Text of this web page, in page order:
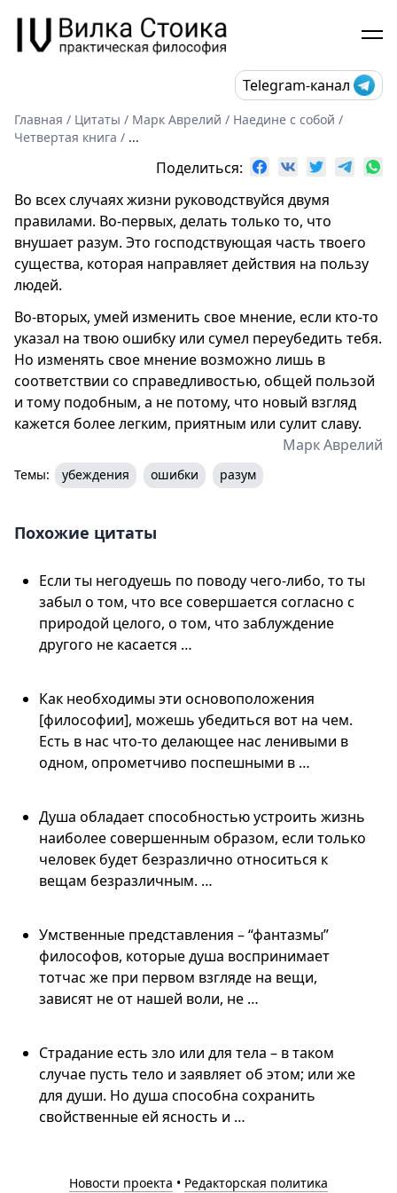
Telegram-канал
Главная / Цитаты / Марк Аврелий / Наедине с собой /
Четвертая книга / ...
Поделиться:
Во всех случаях жизни руководствуйся двумя
правилами. Во-первых, делать только то, что
внушает разум. Это господствующая часть твоего
существа, которая направляет действия на пользу
людей.
Во-вторых, умей изменить свое мнение, если кто-то
указал на твою ошибку или сумел переубедить тебя.
Но изменять свое мнение возможно лишь в
соответствии со справедливостью, общей пользой
и тому подобным, а не потому, что новый взгляд
кажется более легким, приятным или сулит славу.
Марк Аврелий
Темы: убеждения ошибки разум
Похожие цитаты
Если ты негодуешь по поводу чего-либо, то ты
забыл о том, что все совершается согласно с
природой целого, о том, что заблуждение
другого не касается …
Как необходимы эти основоположения
[философии], можешь убедиться вот на чем.
Есть в нас что-то делающее нас ленивыми в
одном, опрометчиво поспешными в …
Душа обладает способностью устроить жизнь
наиболее совершенным образом, если только
человек будет безразлично относиться к
вещам безразличным. …
Умственные представления – “фантазмы”
философов, которые душа воспринимает
тотчас же при первом взгляде на вещи,
зависят не от нашей воли, не …
Страдание есть зло или для тела – в таком
случае пусть тело и заявляет об этом; или же
для души. Но душа способна сохранить
свойственные ей ясность и …
Новости проекта • Редакторская политика